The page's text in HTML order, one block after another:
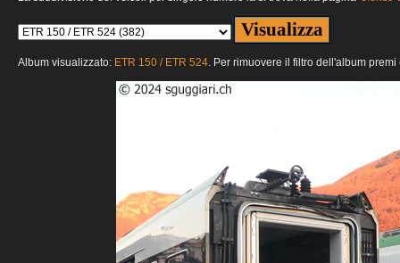
Album visualizzato: ETR 150 / ETR 524. Per rimuovere il filtro dell'album premi